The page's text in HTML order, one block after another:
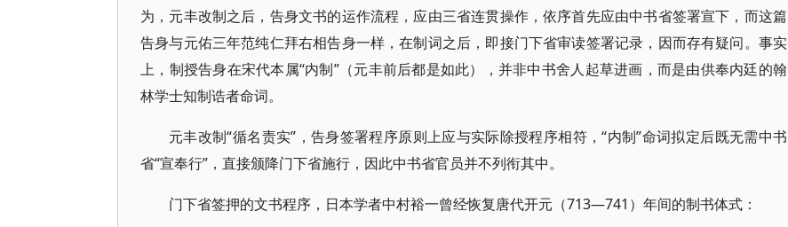
为，元丰改制之后，告身文书的运作流程，应由三省连贯操作，依序首先应由中书省签署宣下，而这篇
告身与元佑三年范纯仁拜右相告身一样，在制词之后，即接门下省审读签署记录，因而存有疑问。事实
上，制授告身在宋代本属“内制”（元丰前后都是如此），并非中书舍人起草进画，而是由供奉内廷的翰
林学士知制诰者命词。
元丰改制“循名责实”，告身签署程序原则上应与实际除授程序相符，“内制”命词拟定后既无需中书
省“宣奉行”，直接颁降门下省施行，因此中书省官员并不列衔其中。
门下省签押的文书程序，日本学者中村裕一曾经恢复唐代开元（713—741）年间的制书体式：